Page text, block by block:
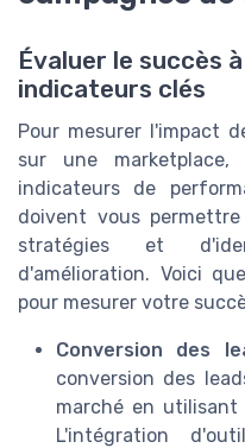
Évaluer le succès
indicateurs clés
Pour mesurer l'impact
sur une
indicateurs de
doivent vous
stratégies et
d'amélioration. Voici
pour mesurer votre
Conversion des
conversion des
marché en utilisant
L'intégration